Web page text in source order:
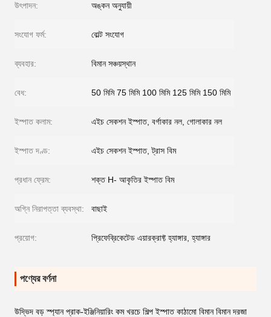
উৎপাদন: অঙ্কন অনুযায়ী
সংযোগ ফর্ম: বোল্ট সংযোগ
ব্যবহার: বিমান সঞ্চয়স্থান
বেধ: 50 মিমি 75 মিমি 100 মিমি 125 মিমি 150 মিমি
ইস্পাত কলাম: এইচ সেকশন ইস্পাত, বর্গাকার নল, গোলাকার নল
ইস্পাত দণ্ড: এইচ সেকশন ইস্পাত, ট্রাস বিম
প্রধান ফ্রেম: শক্ত H- আকৃতির ইস্পাত বিম
অগ্নি নিরাপত্তা ব্যবস্থা: বাছাই
প্রয়োগ: প্রিফেব্রিকেটেড এয়ারক্রাফ্ট হ্যাঙ্গার, হ্যাঙ্গার
পণ্যের বর্ণনা
উদ্ভিদ বড় স্প্যান প্রাক-ইঞ্জিনিয়ারিং কম খরচে শিল্প ইস্পাত কাঠামো বিমান বিমান দরজা